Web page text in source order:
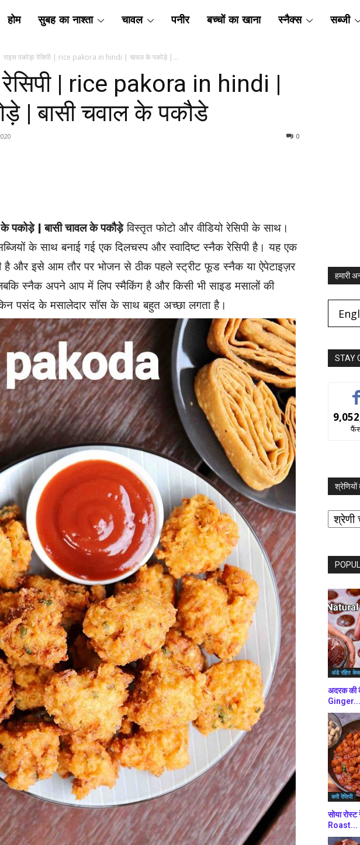
होम सुबह का नाश्ता चावल पनीर बच्चों का खाना स्नैक्स सब्जी
राइस पकोड़ा रेसिपी | rice pakora in hindi | चावल के पकोड़े |...
रेसिपी | rice pakora in hindi |
| बासी चवाल के पकौडे
0
के पकोड़े | बासी चावल के पकौड़ेविस्‍तृत फोटो और वीडियो रेसिपी के साथ।
के साथ बनाई गई एक दिलचस्प और स्वादिष्ट स्नैक रेसिपी है। यह एक
है और इसे आम तौर पर भोजन से ठीक पहले स्ट्रीट फूड स्नैक या ऐपेटाइज़र
स्नैक अपने आप में लिप स्मैकिंग है और किसी भी साइड मसालों की
पसंद के मसालेदार सॉस के साथ बहुत अच्छा लगता है।
हमारी
STAY
श्रेणियों
श्रेणियों
द्वारा
ब्राउज़
अंडे रहित केक
अदरक की
Ginger...
करी रेसिपी
सोया
Roast...